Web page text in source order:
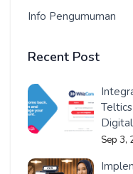
Info Pengumuman
Recent Post
Sep 3,